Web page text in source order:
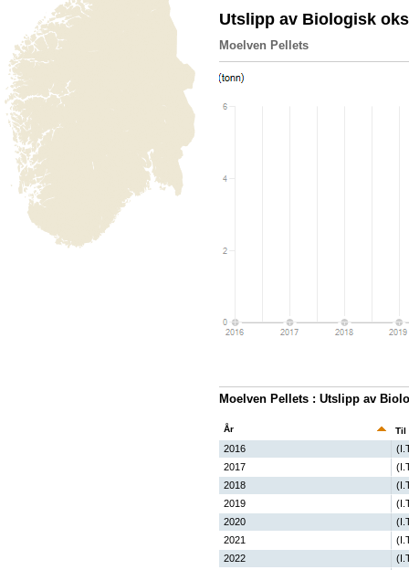
Utslipp av Biologisk
Moelven Pellets
Moelven Pellets : Utslipp av
År
2016
2017
2018
2019
2020
2021
2022